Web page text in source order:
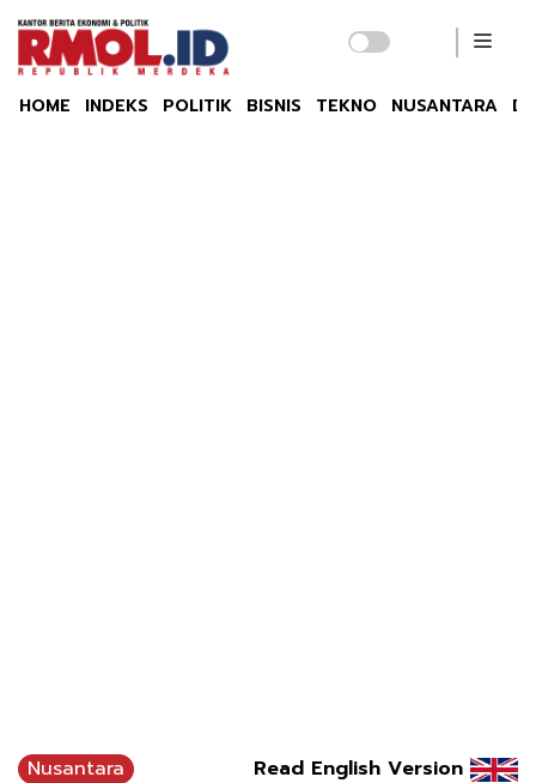
HOME INDEKS POLITIK BISNIS TEKNO NUSANTARA
Nusantara Read English Version